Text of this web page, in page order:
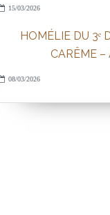
15/03/2026
HOMÉLIE DU 3ᵉ
CARÊME –
08/03/2026